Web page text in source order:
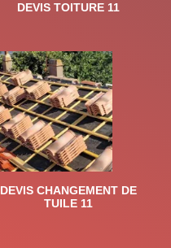
DEVIS TOITURE 11
DEVIS CHANGEMENT DE
TUILE 11